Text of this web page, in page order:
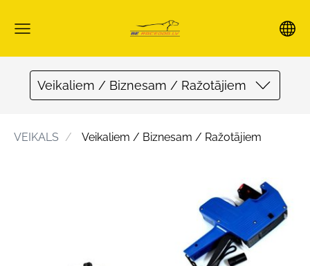
Veikaliem / Biznesam / Ražotājiem
VEIKALS Veikaliem / Biznesam / Ražotājiem